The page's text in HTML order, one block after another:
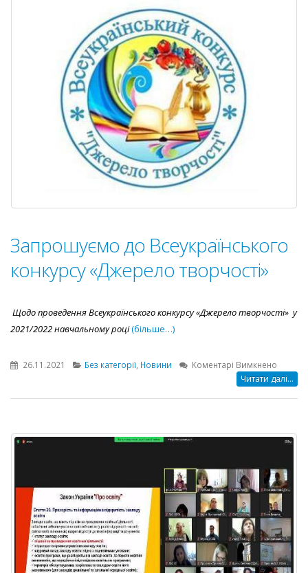
Запрошуємо до Всеукраїнського
конкурсу «Джерело творчості»
Щодо проведення Всеукраїнського конкурсу «Джерело творчості» у
2021/2022 навчальному році(більше…)
26.11.2021 Без категорії Новини Коментарі Вимкнено
Читати далі...